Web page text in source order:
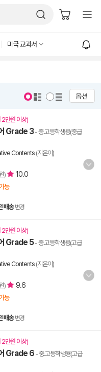
미국 교과서
옵션
2만원 이상)
Grade 3- 중.고등학생용(중급
Contents(지은이)
) 10.0
능
배송 변경
2만원 이상)
Grade 5- 중.고등학생용(고급
Contents(지은이)
) 9.6
능
배송 변경
2만원 이상)
Grade 6- 중.고등학생용(고급